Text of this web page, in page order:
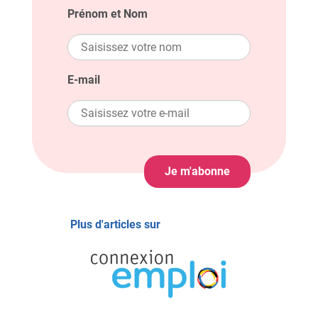
Prénom et Nom
E-mail
Je m'abonne
Plus d'articles sur